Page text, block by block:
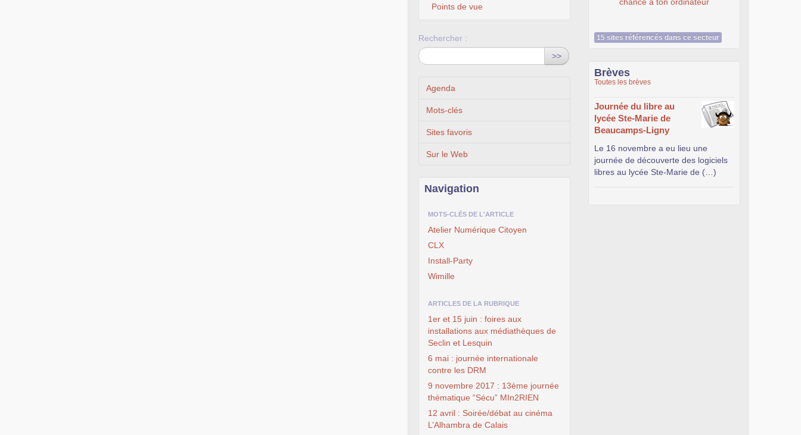
Points de vue
Rechercher :
>>
Agenda
Mots-clés
Sites favoris
Sur le Web
Navigation
MOTS-CLÉS DE L'ARTICLE
Atelier Numérique Citoyen
CLX
Install-Party
Wimille
ARTICLES DE LA RUBRIQUE
1er et 15 juin : foires aux
installations aux médiathèques de
Seclin et Lesquin
6 mai : journée internationale
contre les DRM
9 novembre 2017 : 13ème journée
thématique “Sécu” MIn2RIEN
12 avril : Soirée/débat au cinéma
L’Alhambra de Calais
15 sites référencés dans ce secteur
Brèves
Toutes les brèves
Journée du libre au
lycée Ste-Marie de
Beaucamps-Ligny
Le 16 novembre a eu lieu une
journée de découverte des logiciels
libres au lycée Ste-Marie de (…)